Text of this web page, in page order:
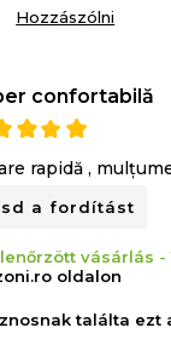
Hozzászólni
confortabilă
rapidă ,
a fordítást
vásárlás -
oldalon
találta ezt